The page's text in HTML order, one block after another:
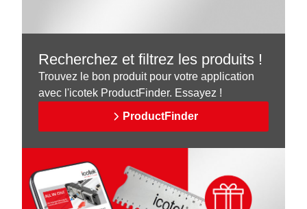
Recherchez et filtrez les produits !
Trouvez le bon produit pour votre application
avec l'icotek ProductFinder. Essayez !
ProductFinder